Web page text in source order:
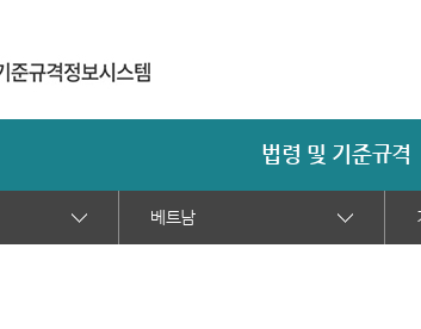
법령 및 기준규격
베트남